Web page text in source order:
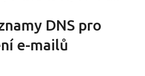
DNS pro
e-mailů